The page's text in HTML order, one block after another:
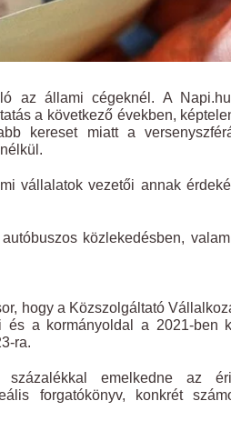
az állami cégeknél. A
a következő években,
kereset miatt a
vállalatok vezetői annak
közlekedésben,
hogy a Közszolgáltató
és a kormányoldal a 2021-ben
ra.
emelkedne az
forgatókönyv, konkrét